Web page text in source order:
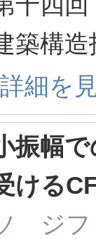
築構
詳細を
振幅
ける
ジフ